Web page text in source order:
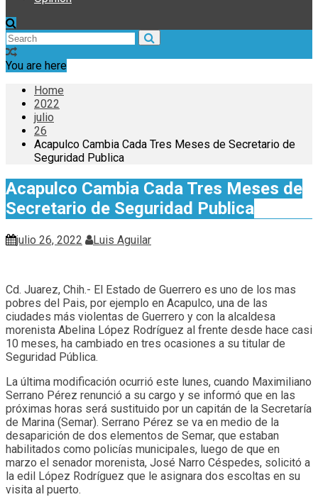
You are here
Home
2022
julio
26
Acapulco Cambia Cada Tres Meses de Secretario de
Seguridad Publica
Acapulco Cambia Cada Tres Meses de
Secretario de Seguridad Publica
julio 26, 2022 Luis Aguilar
Cd. Juarez, Chih.- El Estado de Guerrero es uno de los mas
pobres del Pais, por ejemplo en Acapulco, una de las
ciudades más violentas de Guerrero y con la alcaldesa
morenista Abelina López Rodríguez al frente desde hace casi
10 meses, ha cambiado en tres ocasiones a su titular de
Seguridad Pública.
La última modificación ocurrió este lunes, cuando Maximiliano
Serrano Pérez renunció a su cargo y se informó que en las
próximas horas será sustituido por un capitán de la Secretaría
de Marina (Semar). Serrano Pérez se va en medio de la
desaparición de dos elementos de Semar, que estaban
habilitados como policías municipales, luego de que en
marzo el senador morenista, José Narro Céspedes, solicitó a
la edil López Rodríguez que le asignara dos escoltas en su
visita al puerto.